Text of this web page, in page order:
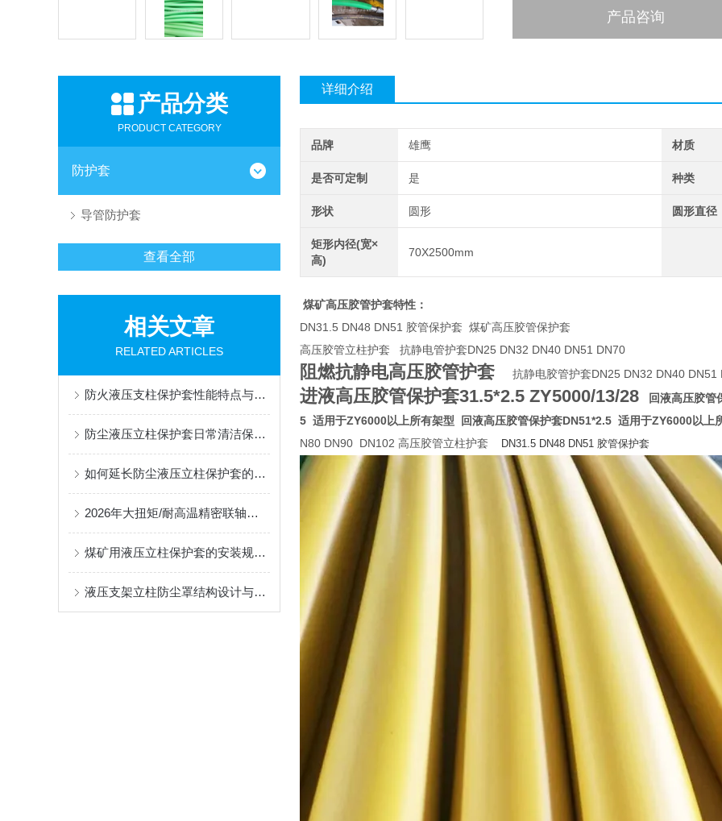
产品咨询
产品分类
PRODUCT CATEGORY
防护套
导管防护套
查看全部
相关文章
RELATED ARTICLES
防火液压支柱保护套性能特点与阻燃防护应用
防尘液压立柱保护套日常清洁保养与更换规范
如何延长防尘液压立柱保护套的使用寿命？
2026年大扭矩/耐高温精密联轴器定制找哪家？能实现精准定制的优质厂家盘点
煤矿用液压立柱保护套的安装规范与使用寿命提升方案
液压支架立柱防尘罩结构设计与密封防护原理
详细介绍
品牌 雄鹰 材质
是否可定制 是 种类
形状 圆形 圆形直径
矩形内径(宽×
高)
70X2500mm
煤矿高压胶管护套特性：
DN31.5 DN48 DN51 胶管保护套 煤矿高压胶管保护套
高压胶管立柱护套 抗静电管护套DN25 DN32 DN40 DN51 DN70
阻燃抗静电高压胶管护套 抗静电胶管护套DN25 DN32 DN40 DN51
进液高压胶管保护套31.5*2.5 ZY5000/13/28
回液高压胶
5 适用于ZY6000以上所有架型 回液高压胶管保护套DN51*2.5 适用于ZY6000以
N80 DN90 DN102 高压胶管立柱护套
DN31.5 DN48 DN51 胶管保护套